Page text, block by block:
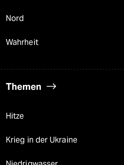
Nord
Wahrheit
Themen
Hitze
Krieg in der Ukraine